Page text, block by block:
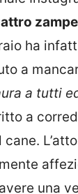
ha
a
a tutti
a
una